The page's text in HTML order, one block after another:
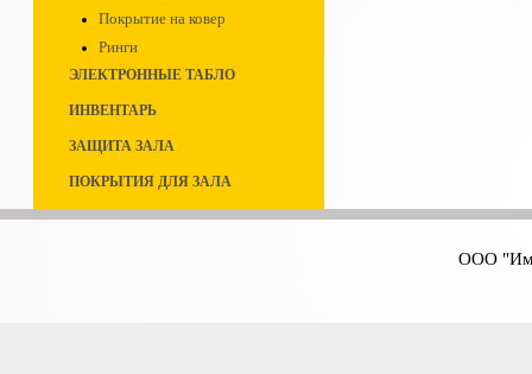
Покрытие на ковер
Ринги
ЭЛЕКТРОННЫЕ ТАБЛО
ИНВЕНТАРЬ
ЗАЩИТА ЗАЛА
ПОКРЫТИЯ ДЛЯ ЗАЛА
ООО